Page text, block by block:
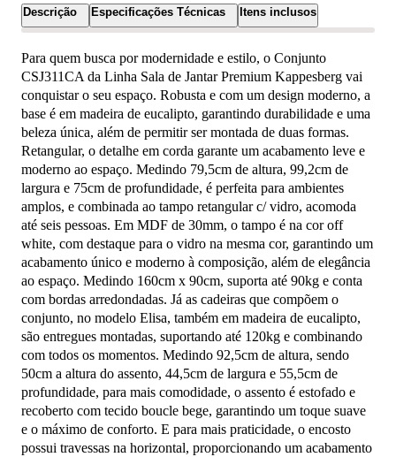
Descrição Especificações Técnicas Itens inclusos
Para quem busca por modernidade e estilo, o Conjunto
CSJ311CA da Linha Sala de Jantar Premium Kappesberg vai
conquistar o seu espaço. Robusta e com um design moderno, a
base é em madeira de eucalipto, garantindo durabilidade e uma
beleza única, além de permitir ser montada de duas formas.
Retangular, o detalhe em corda garante um acabamento leve e
moderno ao espaço. Medindo 79,5cm de altura, 99,2cm de
largura e 75cm de profundidade, é perfeita para ambientes
amplos, e combinada ao tampo retangular c/ vidro, acomoda
até seis pessoas. Em MDF de 30mm, o tampo é na cor off
white, com destaque para o vidro na mesma cor, garantindo um
acabamento único e moderno à composição, além de elegância
ao espaço. Medindo 160cm x 90cm, suporta até 90kg e conta
com bordas arredondadas. Já as cadeiras que compõem o
conjunto, no modelo Elisa, também em madeira de eucalipto,
são entregues montadas, suportando até 120kg e combinando
com todos os momentos. Medindo 92,5cm de altura, sendo
50cm a altura do assento, 44,5cm de largura e 55,5cm de
profundidade, para mais comodidade, o assento é estofado e
recoberto com tecido boucle bege, garantindo um toque suave
e o máximo de conforto. E para mais praticidade, o encosto
possui travessas na horizontal, proporcionando um acabamento